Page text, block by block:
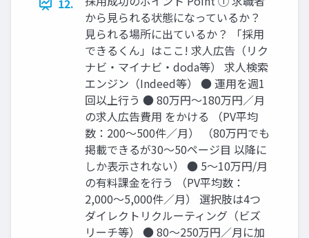
12.
から⾒られる状態になっているか？
⾒られる場所に出ているか？ 「採⽤
できるくん」はここ! 求⼈広告（リク
ナビ‧マイナビ‧doda等） 求⼈検索
エンジン（Indeed等） ● 運⽤を週1
回以上⾏う ● 80万円〜180万円∕⽉
の求⼈広告費⽤ をかける （PV平均
数：200〜500件∕⽉） （80万円でも
掲載できるが30〜50ページ⽬ 以降に
しか表⽰されない） ● 5〜10万円/⽉
の有料課⾦を⾏う （PV平均数：
2,000〜5,000件∕⽉） 選択肢は4つ
ダイレクトリクルーティング（ビズ
リーチ等） ● 80〜250万円∕⽉に加